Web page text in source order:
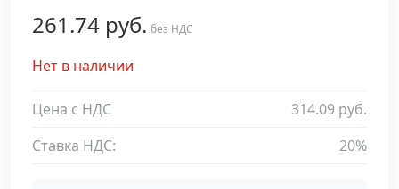
Дюбельная техника
261.74 руб. без НДС
Нет в наличии
Цена с НДС
314.09 руб.
Ставка НДС:
20%